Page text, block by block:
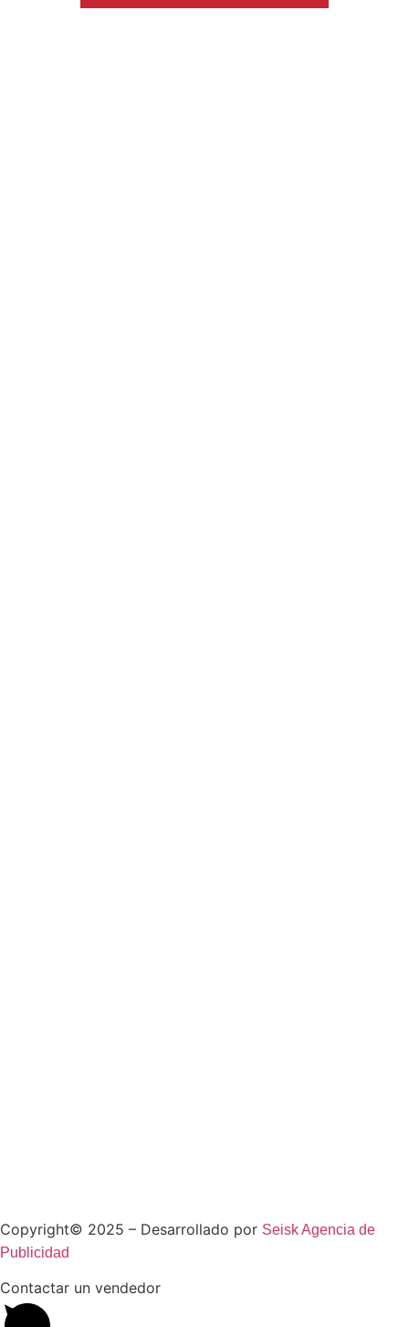
Copyright© 2025 – Desarrollado por Seisk Agencia de
Publicidad
Contactar un vendedor